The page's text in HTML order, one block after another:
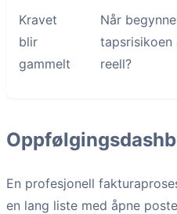
Kravet
blir
gammelt
Når
tapsrisikoen
reell?
En profesjonell
en lang liste med åpne